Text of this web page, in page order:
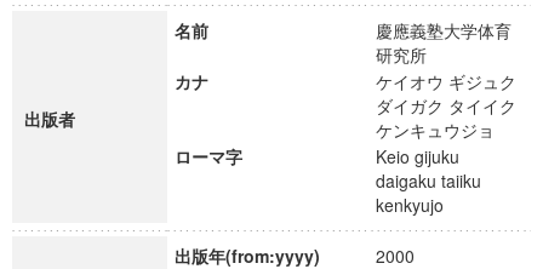
出版者
名前
慶應義塾大学体育
研究所
カナ
ケイオウ ギジュク
ダイガク タイイク
ケンキュウジョ
ローマ字
Keio gijuku
daigaku taiiku
kenkyujo
出版年(from:yyyy)
2000